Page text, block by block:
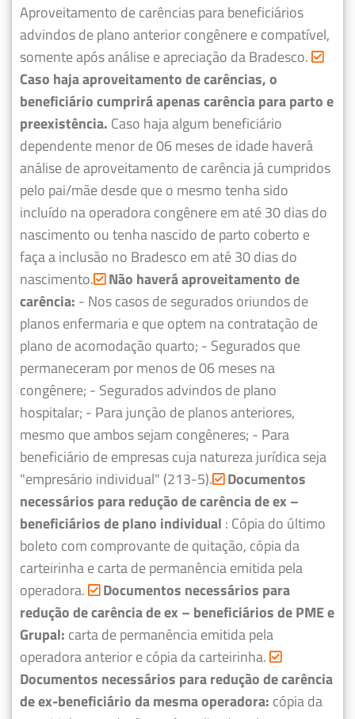
Aproveitamento de carências para beneficiários
advindos de plano anterior congênere e compatível,
somente após análise e apreciação da Bradesco.
Caso haja aproveitamento de carências, o
beneficiário cumprirá apenas carência para parto e
preexistência. Caso haja algum beneficiário
dependente menor de 06 meses de idade haverá
análise de aproveitamento de carência já cumpridos
pelo pai/mãe desde que o mesmo tenha sido
incluído na operadora congênere em até 30 dias do
nascimento ou tenha nascido de parto coberto e
faça a inclusão no Bradesco em até 30 dias do
nascimento. Não haverá aproveitamento de
carência: - Nos casos de segurados oriundos de
planos enfermaria e que optem na contratação de
plano de acomodação quarto; - Segurados que
permaneceram por menos de 06 meses na
congênere; - Segurados advindos de plano
hospitalar; - Para junção de planos anteriores,
mesmo que ambos sejam congêneres; - Para
beneficiário de empresas cuja natureza jurídica seja
"empresário individual" (213-5). Documentos
necessários para redução de carência de ex –
beneficiários de plano individual : Cópia do último
boleto com comprovante de quitação, cópia da
carteirinha e carta de permanência emitida pela
operadora.
Documentos necessários para
redução de carência de ex – beneficiários de PME e
Grupal: carta de permanência emitida pela
operadora anterior e cópia da carteirinha.
Documentos necessários para redução de carência
de ex-beneficiário da mesma operadora: cópia da